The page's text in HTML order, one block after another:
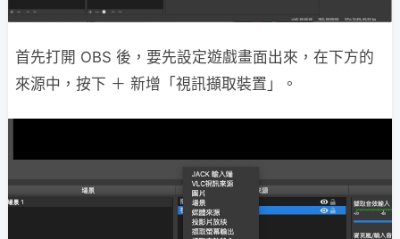
首先打開 OBS 後，要先設定遊戲畫面出來，在下方的
來源中，按下 ＋ 新增「視訊擷取裝置」。